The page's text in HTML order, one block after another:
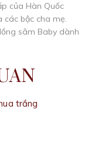
của Hàn Quốc
các bậc cha mẹ.
sâm Baby dành
trắng